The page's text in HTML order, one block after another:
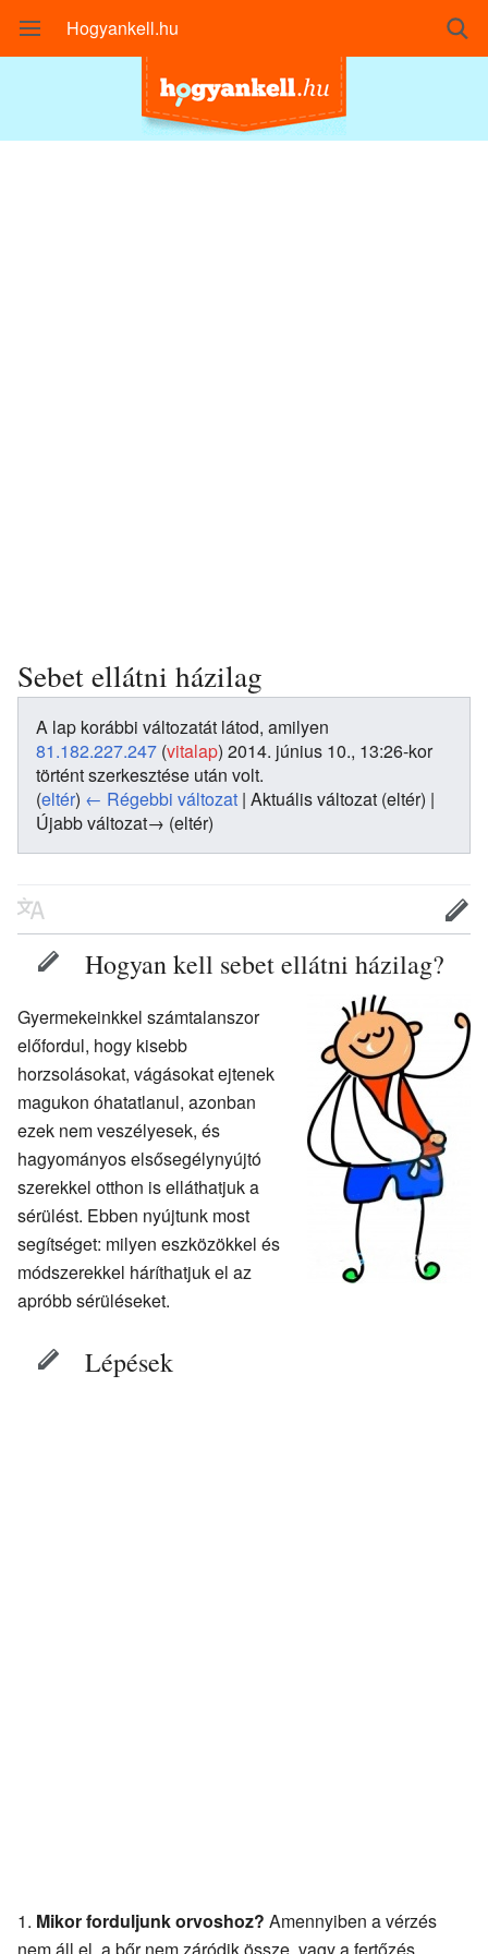
Hogyankell.hu
Sebet ellátni házilag
A lap korábbi változatát látod, amilyen
81.182.227.247 (vitalap) 2014. június 10., 13:26-kor
történt szerkesztése után volt.
(eltér) ← Régebbi változat | Aktuális változat (eltér) |
Újabb változat→ (eltér)
Hogyan kell sebet ellátni házilag?
Gyermekeinkkel számtalanszor
előfordul, hogy kisebb
horzsolásokat, vágásokat ejtenek
magukon óhatatlanul, azonban
ezek nem veszélyesek, és
hagyományos elsősegélynyújtó
szerekkel otthon is elláthatjuk a
sérülést. Ebben nyújtunk most
segítséget: milyen eszközökkel és
módszerekkel háríthatjuk el az
apróbb sérüléseket.
Lépések
Mikor forduljunk orvoshoz? Amennyiben a vérzés
nem áll el, a bőr nem záródik össze, vagy a fertőzés